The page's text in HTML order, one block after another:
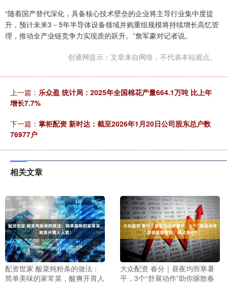
“随着国产替代深化，具备核心技术壁垒的企业将主导行业集中度提
升，预计未来3－5年半导体设备领域并购重组规模将持续增长高忆管
理，推动全产业链竞争力实现质的跃升。”詹军豪对记者说。
创通网提示：文章来自网络，不代表本站观点。
上一篇： 乐众盈 统计局：2025年全国棉花产量664.1万吨 比上年
增长7.7%
下一篇： 掌柜配资 新时达：截至2026年1月20日公司股东总户数
76977户
相关文章
配资世家 酸菜炖粉条的做法：
简单美味的家常菜，酸爽开胃人
大众配资 春分｜昼夜均而寒暑
平，3个“舒展动作”助你驱散春